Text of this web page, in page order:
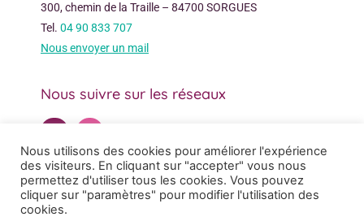
300, chemin de la Traille – 84700 SORGUES
Tel. 04 90 833 707
Nous envoyer un mail
Nous suivre sur les réseaux
© 2022 - ECOLE DES SORGUES - TOUS DROITS RÉSERVÉS
Nous utilisons des cookies pour améliorer l'expérience
des visiteurs. En cliquant sur "accepter" vous nous
permettez d'utiliser tous les cookies. Vous pouvez
cliquer sur "paramètres" pour modifier l'utilisation des
cookies.